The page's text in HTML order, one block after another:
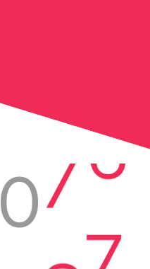
0
0
1
8
9